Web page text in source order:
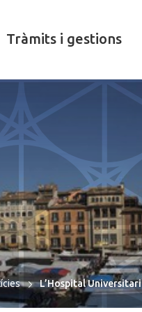
Tràmits i gestions
L’Hospital